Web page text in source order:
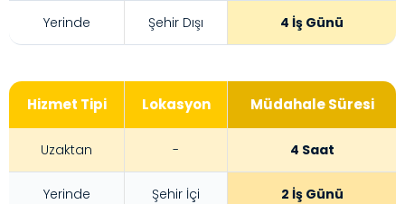
Yerinde Şehir Dışı 4 İş Günü
Hizmet Tipi Lokasyon Müdahale Süresi
Uzaktan - 4 Saat
Yerinde Şehir İçi 2 İş Günü